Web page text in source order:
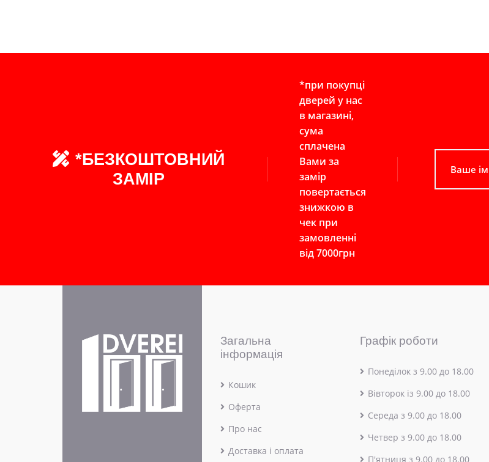
*БЕЗКОШТОВНИЙ
ЗАМІР
*при покупці
дверей у нас
в магазині,
сума
сплачена
Вами за
замір
повертається
знижкою в
чек при
замовленні
від 7000грн
Загальна
інформація
Кошик
Оферта
Про нас
Доставка і оплата
Графік роботи
Понеділок з 9.00 до 18.00
Вівторок із 9.00 до 18.00
Середа з 9.00 до 18.00
Четвер з 9.00 до 18.00
П'ятниця з 9.00 до 18.00